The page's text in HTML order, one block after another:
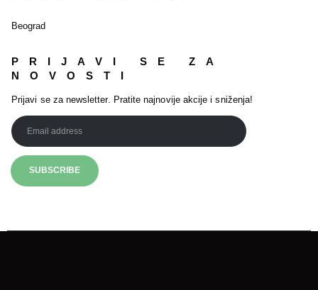
Beograd
PRIJAVI SE ZA
NOVOSTI
Prijavi se za newsletter. Pratite najnovije akcije i sniženja!